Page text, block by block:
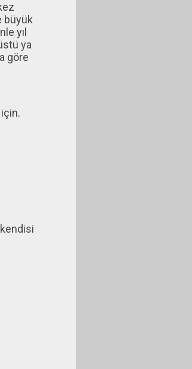
büyük
yıl
ya
göre
kendisi